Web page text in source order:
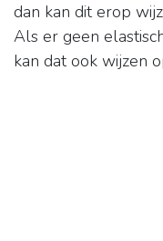
dan kan dit erop
Als er geen
kan dat ook wijzen